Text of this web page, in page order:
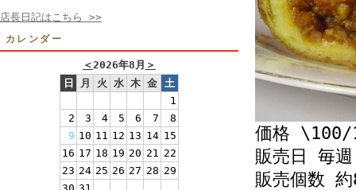
店長日記はこちら >>
カレンダー
＜2026年8月 ＞
日
月 火 水 木 金 土
1
2
3 4 5 6 7
8
9 10 11 12 13 14 15
16 17 18 19 20 21 22
23 24 25 26 27 28 29
価格 \100/
販売日 毎
販売個数